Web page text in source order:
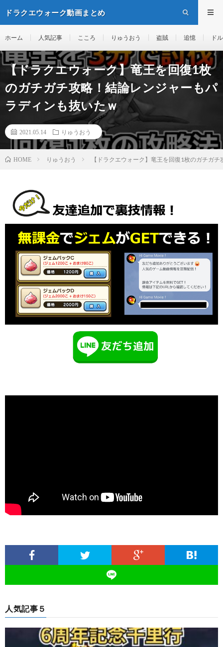
ドラクエウォーク動画まとめ
ホーム 人気記事 こころ りゅうおう 盗賊 追憶 ド
【ドラクエウォーク】竜王を回復1枚
のガチガチ攻略！結論レンジャーもパ
ラディンも抜いたｗ
2021.05.14 りゅうおう
HOME りゅうおう 【ドラクエウォーク】竜王を回復1枚のガチガ
人気記事５